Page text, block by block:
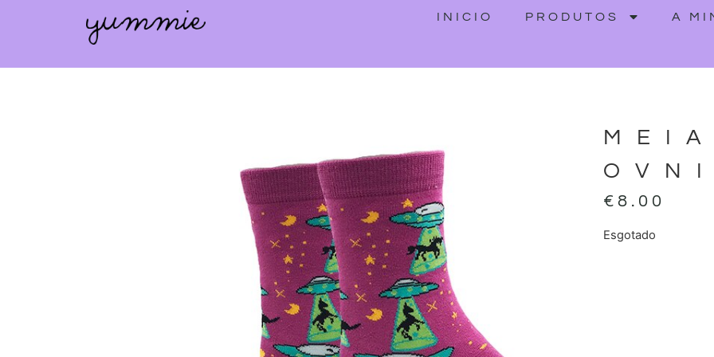
INICIO PRODUTOS A
€8.00
Esgotado